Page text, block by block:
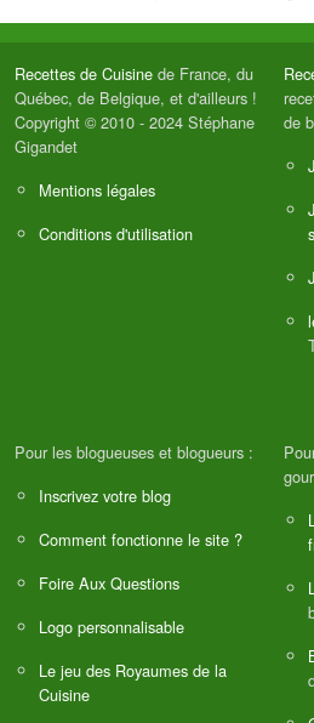
Recettes de Cuisine de France, du
Québec, de Belgique, et d'ailleurs !
Copyright © 2010 - 2024 Stéphane
Gigandet
Mentions légales
Conditions d'utilisation
de
Pour les blogueuses et blogueurs :
Inscrivez votre blog
Comment fonctionne le site ?
Foire Aux Questions
Logo personnalisable
Le jeu des Royaumes de la
Cuisine